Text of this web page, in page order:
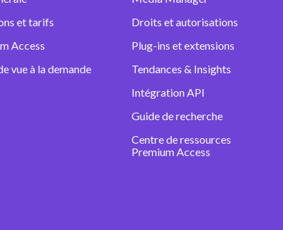
et tarifs
Access
vue à la demande
Droits et autorisations
Plug-ins et extensions
Tendances & Insights
Intégration API
Guide de recherche
Centre de ressources
Premium Access